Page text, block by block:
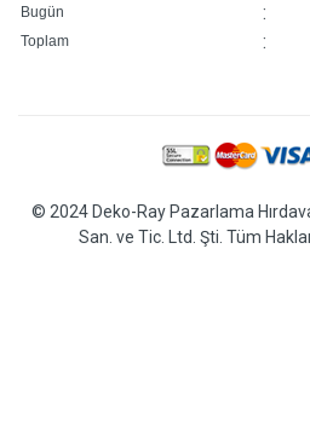
Bugün
:
Toplam
:
© 2024 Deko-Ray Pazarlama
San. ve Tic. Ltd. Şti. Tüm